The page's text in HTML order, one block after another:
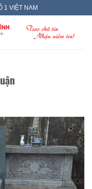
1 VIỆT NAM